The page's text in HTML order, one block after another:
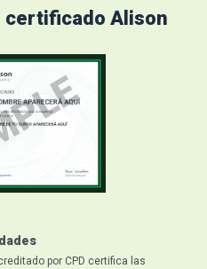
certificado Alison
por CPD certifica las